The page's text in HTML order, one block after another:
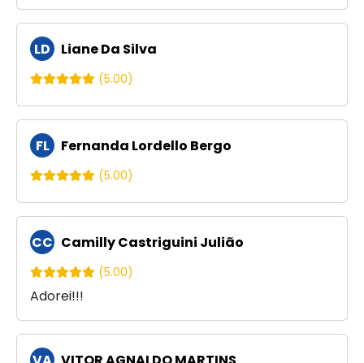
LD Liane Da Silva
(5.00)
FL Fernanda Lordello Bergo
(5.00)
CC Camilly Castriguini Julião
(5.00)
Adorei!!!